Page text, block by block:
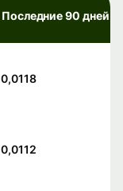
Последние 90 дней
0,0118
0,0112